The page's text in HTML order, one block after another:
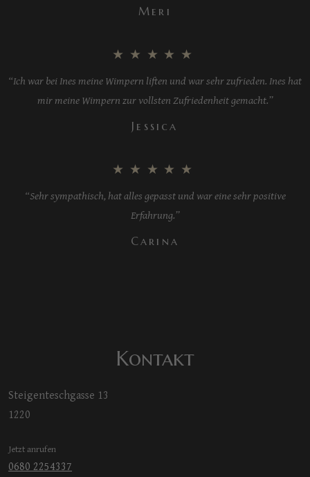
Meri
★★★★★
“Ich war bei Ines meine Wimpern liften und war sehr zufrieden. Ines hat
mir meine Wimpern zur vollsten Zufriedenheit gemacht.”
Jessica
★★★★★
“Sehr sympathisch, hat alles gepasst und war eine sehr positive
Erfahrung.”
Carina
Kontakt
Steigenteschgasse 13
1220
Jetzt anrufen
0680 2254337